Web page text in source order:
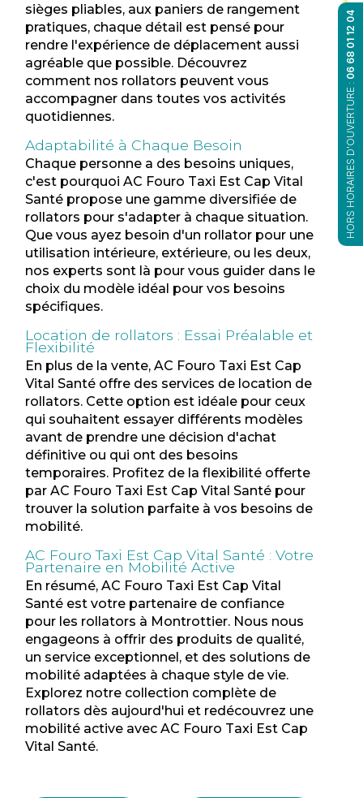
sièges pliables, aux paniers de rangement
pratiques, chaque détail est pensé pour
rendre l'expérience de déplacement aussi
agréable que possible. Découvrez
comment nos rollators peuvent vous
accompagner dans toutes vos activités
quotidiennes.
Adaptabilité à Chaque Besoin
Chaque personne a des besoins uniques,
c'est pourquoi AC Fouro Taxi Est Cap Vital
Santé propose une gamme diversifiée de
rollators pour s'adapter à chaque situation.
Que vous ayez besoin d'un rollator pour une
utilisation intérieure, extérieure, ou les deux,
nos experts sont là pour vous guider dans le
choix du modèle idéal pour vos besoins
spécifiques.
Location de rollators : Essai Préalable et
Flexibilité
En plus de la vente, AC Fouro Taxi Est Cap
Vital Santé offre des services de location de
rollators. Cette option est idéale pour ceux
qui souhaitent essayer différents modèles
avant de prendre une décision d'achat
définitive ou qui ont des besoins
temporaires. Profitez de la flexibilité offerte
par AC Fouro Taxi Est Cap Vital Santé pour
trouver la solution parfaite à vos besoins de
mobilité.
AC Fouro Taxi Est Cap Vital Santé : Votre
Partenaire en Mobilité Active
En résumé, AC Fouro Taxi Est Cap Vital
Santé est votre partenaire de confiance
pour les rollators à Montrottier. Nous nous
engageons à offrir des produits de qualité,
un service exceptionnel, et des solutions de
mobilité adaptées à chaque style de vie.
Explorez notre collection complète de
rollators dès aujourd'hui et redécouvrez une
mobilité active avec AC Fouro Taxi Est Cap
Vital Santé.
HORS HORAIRES D'OUVERTURE :
06 68 01 12 04